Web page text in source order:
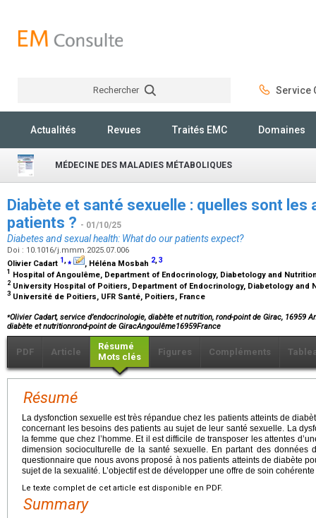
Rechercher Service
Actualités Revues Traités EMC Domaines
MÉDECINE DES MALADIES MÉTABOLIQUES
Diabète et santé sexuelle : quelles sont les
patients ? - 01/10/25
Diabetes and sexual health: What do our patients expect?
Doi : 10.1016/j.mmm.2025.07.006
Olivier Cadart 1,⁎ , Héléna Mosbah 2,3
1 Hospital of Angoulême, Department of Endocrinology, Diabetology and
2 University Hospital of Poitiers, Department of Endocrinology, Diabetology and
3 Université de Poitiers, UFR Santé, Poitiers, France
⁎Olivier Cadart, service d’endocrinologie, diabète et nutrition, rond-point de Girac, 16959
diabète et nutritionrond-point de GiracAngoulême16959France
PDF Article
Résumé
Mots clés
Figures Compléments
Résumé
La dysfonction sexuelle est très répandue chez les patients atteints de
concernant les besoins des patients au sujet de leur santé sexuelle. La
la femme que chez l’homme. Et il est difficile de transposer les attentes
dimension socioculturelle de la santé sexuelle. En partant des données
questionnaire que nous avons proposé à nos patients atteints de diabète
sujet de la sexualité. L’objectif est de développer une offre de soin
Le texte complet de cet article est disponible en PDF.
Summary